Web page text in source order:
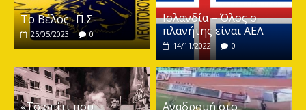
Το Βέλος -Π.Σ-
25/05/2023 0
Ισλανδία – Όλος ο
πλανήτης είναι ΑΕΛ
14/11/2022 0
«Το σπίτι που
Αναδρομή στο